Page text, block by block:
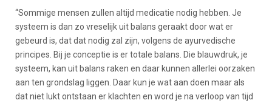
“Sommige mensen zullen altijd medicatie nodig hebben. Je
systeem is dan zo vreselijk uit balans geraakt door wat er
gebeurd is, dat dat nodig zal zijn, volgens de ayurvedische
principes. Bij je conceptie is er totale balans. Die blauwdruk, je
systeem, kan uit balans raken en daar kunnen allerlei oorzaken
aan ten grondslag liggen. Daar kun je wat aan doen maar als
dat niet lukt ontstaan er klachten en word je na verloop van tijd